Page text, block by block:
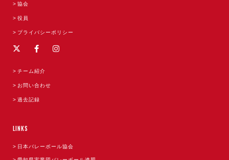
協会
役員
プライバシーポリシー
チーム紹介
お問い合わせ
過去記録
LINKS
日本バレーボール協会